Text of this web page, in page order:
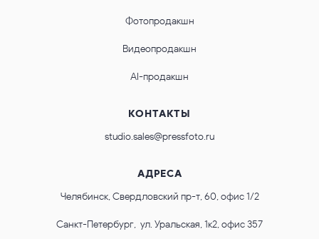
Фотопродакшн
Видеопродакшн
AI-продакшн
КОНТАКТЫ
studio.sales@pressfoto.ru
АДРЕСА
Челябинск, Свердловский пр-т, 60, офис 1/2
Санкт-Петербург, ул. Уральская, 1к2, офис 357